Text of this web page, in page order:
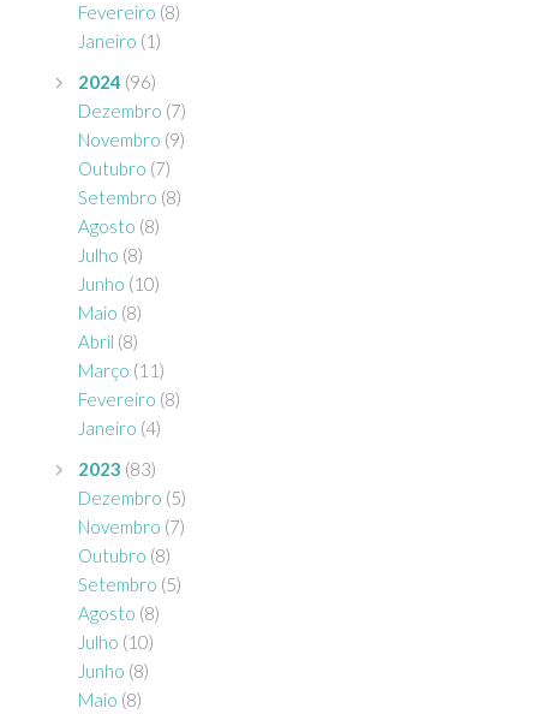
Fevereiro (8)
Janeiro (1)
2024 (96)
Dezembro (7)
Novembro (9)
Outubro (7)
Setembro (8)
Agosto (8)
Julho (8)
Junho (10)
Maio (8)
Abril (8)
Março (11)
Fevereiro (8)
Janeiro (4)
2023 (83)
Dezembro (5)
Novembro (7)
Outubro (8)
Setembro (5)
Agosto (8)
Julho (10)
Junho (8)
Maio (8)